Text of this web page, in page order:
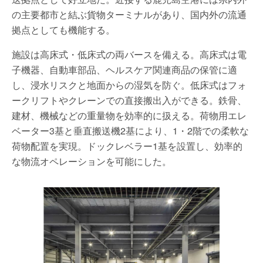
の主要都市と結ぶ貨物ターミナルがあり、国内外の流通
拠点としても機能する。
施設は高床式・低床式の両バースを備える。高床式は電
子機器、自動車部品、ヘルスケア関連商品の保管に適
し、浸水リスクと地面からの湿気を防ぐ。低床式はフォ
ークリフトやクレーンでの直接搬出入ができる。鉄骨、
建材、機械などの重量物を効率的に扱える。荷物用エレ
ベーター3基と垂直搬送機2基により、1・2階での柔軟な
荷物配置を実現。ドックレベラー1基を設置し、効率的
な物流オペレーションを可能にした。